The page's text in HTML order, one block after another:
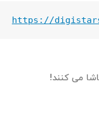
https://
می کنند!